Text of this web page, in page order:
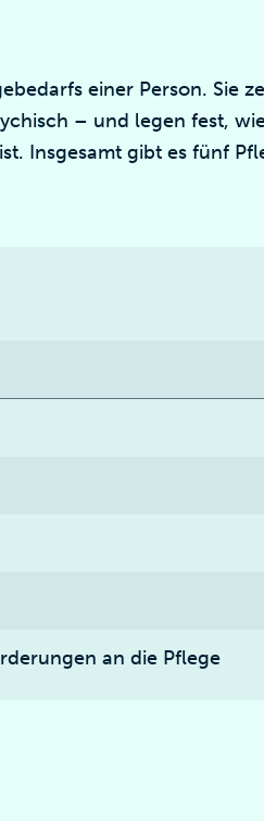
einer Person. Sie
– und legen fest,
Insgesamt gibt es fünf
an die Pflege